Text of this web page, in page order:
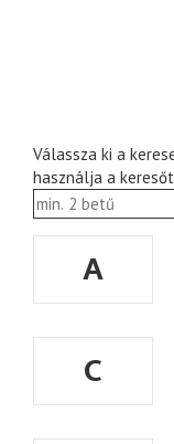
Válassza ki a
használja a
A
C